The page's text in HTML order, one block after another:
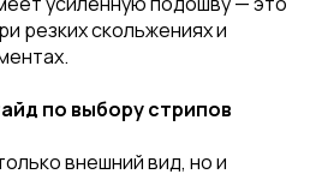
тебе -10% на первую
на нашу рассылку
резких скольжениях и
по выбору стрипов
внешний вид, но и